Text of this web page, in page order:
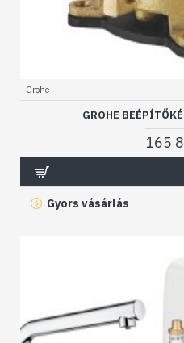
Grohe
GROHE
165
Gyors vásárlás